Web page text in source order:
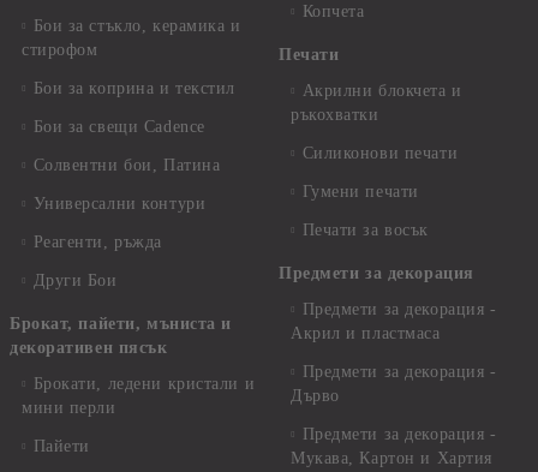
Бои за стъкло, керамика и
стирофом
Бои за коприна и текстил
Бои за свещи Cadence
Солвентни бои, Патина
Универсални контури
Реагенти, ръжда
Други Бои
Брокат, пайети, мъниста и
декоративен пясък
Брокати, ледени кристали и
мини перли
Пайети
Копчета
Печати
Акрилни блокчета и
ръкохватки
Силиконови печати
Гумени печати
Печати за восък
Предмети за декорация
Предмети за декорация -
Акрил и пластмаса
Предмети за декорация -
Дърво
Предмети за декорация -
Мукава, Картон и Хартия